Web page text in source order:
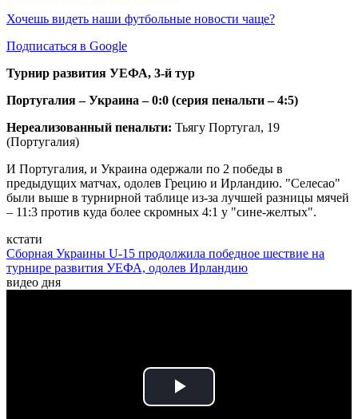
Хочешь видеть наши футбольные новости чаще?
Подписаться в Google
Турнир развития УЕФА, 3-й тур
Португалия – Украина – 0:0 (серия пенальти – 4:5)
Нереализованный пенальти: Тьягу Португал, 19
(Португалия)
И Португалия, и Украина одержали по 2 победы в
предыдущих матчах, одолев Грецию и Ирландию. "Селесао"
были выше в турнирной таблице из-за лучшей разницы мячей
– 11:3 против куда более скромных 4:1 у "сине-желтых".
кстати
Сборная Украины U-15 продолжила победное шествие на
турнире развития УЕФА, одолев Ирландию
видео дня
Play